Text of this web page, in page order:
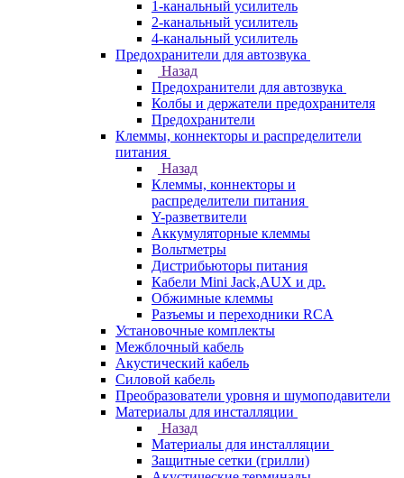
1-канальный усилитель
2-канальный усилитель
4-канальный усилитель
Предохранители для автозвука
Назад
Предохранители для автозвука
Колбы и держатели предохранителя
Предохранители
Клеммы, коннекторы и распределители
питания
Назад
Клеммы, коннекторы и
распределители питания
Y-разветвители
Аккумуляторные клеммы
Вольтметры
Дистрибьюторы питания
Кабели Mini Jack,AUX и др.
Обжимные клеммы
Разъемы и переходники RCA
Установочные комплекты
Межблочный кабель
Акустический кабель
Силовой кабель
Преобразователи уровня и шумоподавители
Материалы для инсталляции
Назад
Материалы для инсталляции
Защитные сетки (грилли)